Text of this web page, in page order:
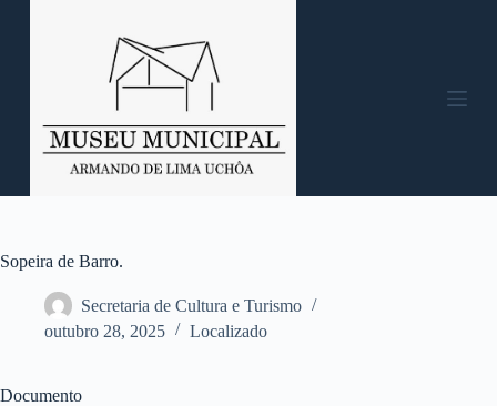
o
n
Sopeira de Barro.
Secretaria de Cultura e Turismo
outubro 28, 2025
Localizado
Documento